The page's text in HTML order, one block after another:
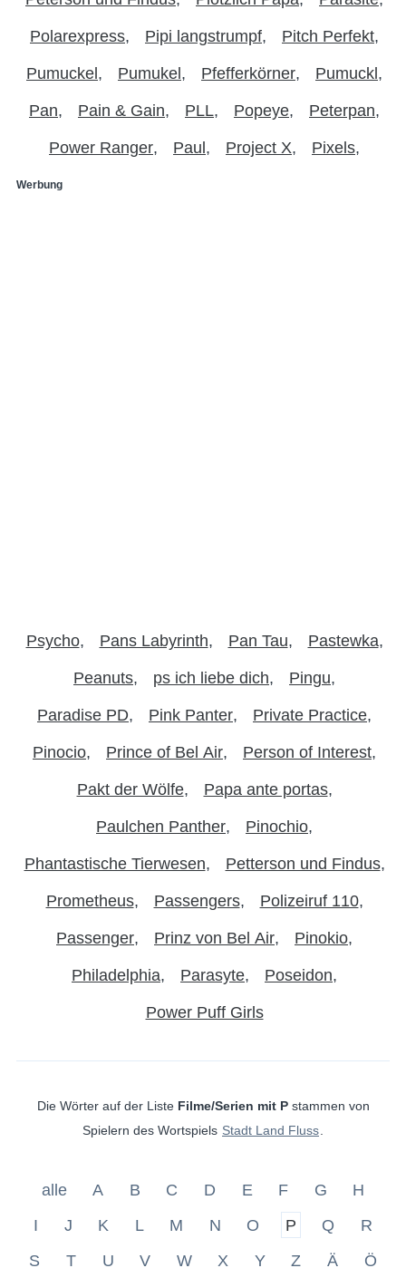
Polarexpress Pipi langstrumpf Pitch Perfekt
Pumuckel Pumukel Pfefferkörner Pumuckl
Pan Pain & Gain PLL Popeye Peterpan
Power Ranger Paul Project X Pixels
Werbung
Psycho Pans Labyrinth Pan Tau Pastewka
Peanuts ps ich liebe dich Pingu
Paradise PD Pink Panter Private Practice
Pinocio Prince of Bel Air Person of Interest
Pakt der Wölfe Papa ante portas
Paulchen Panther Pinochio
Phantastische Tierwesen Petterson und Findus
Prometheus Passengers Polizeiruf 110
Passenger Prinz von Bel Air Pinokio
Philadelphia Parasyte Poseidon
Power Puff Girls
Die Wörter auf der Liste Filme/Serien mit Pstammen von
Spielern des Wortspiels Stadt Land Fluss
alle A B C D E F G
H
I
J K L M N O P Q
R
S
T U V W X Y Z Ä Ö